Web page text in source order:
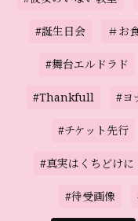
#誕生日会 ＃お
#舞台エルドラド
#Thankfull #ヨ
#チケット先行
#真実はくちどけに
#待受画像